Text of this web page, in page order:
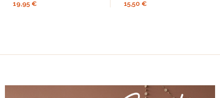
19,95 € 15,50 €